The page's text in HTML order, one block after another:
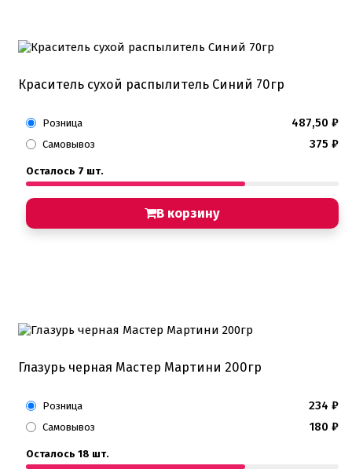
Краситель сухой распылитель Синий 70гр
Розница 487,50 ₽
Самовывоз 375 ₽
Осталось 7 шт.
В корзину
Глазурь черная Мастер Мартини 200гр
Розница 234 ₽
Самовывоз 180 ₽
Осталось 18 шт.